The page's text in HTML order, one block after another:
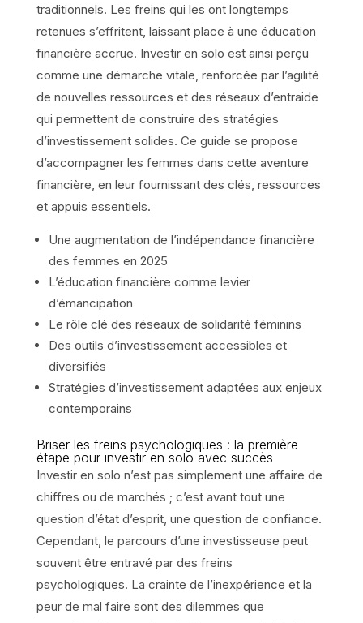
traditionnels. Les freins qui les ont longtemps
retenues s’effritent, laissant place à une éducation
financière accrue. Investir en solo est ainsi perçu
comme une démarche vitale, renforcée par l’agilité
de nouvelles ressources et des réseaux d’entraide
qui permettent de construire des stratégies
d’investissement solides. Ce guide se propose
d’accompagner les femmes dans cette aventure
financière, en leur fournissant des clés, ressources
et appuis essentiels.
Une augmentation de l’indépendance financière
des femmes en 2025
L’éducation financière comme levier
d’émancipation
Le rôle clé des réseaux de solidarité féminins
Des outils d’investissement accessibles et
diversifiés
Stratégies d’investissement adaptées aux enjeux
contemporains
Briser les freins psychologiques : la première
étape pour investir en solo avec succès
Investir en solo n’est pas simplement une affaire de
chiffres ou de marchés ; c’est avant tout une
question d’état d’esprit, une question de confiance.
Cependant, le parcours d’une investisseuse peut
souvent être entravé par des freins
psychologiques. La crainte de l’inexpérience et la
peur de mal faire sont des dilemmes que